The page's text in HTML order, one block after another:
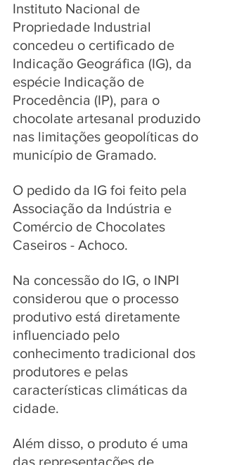
Instituto Nacional de
Propriedade Industrial
concedeu o certificado de
Indicação Geográfica (IG), da
espécie Indicação de
Procedência (IP), para o
chocolate artesanal produzido
nas limitações geopolíticas do
município de Gramado.
O pedido da IG foi feito pela
Associação da Indústria e
Comércio de Chocolates
Caseiros - Achoco.
Na concessão do IG, o INPI
considerou que o processo
produtivo está diretamente
influenciado pelo
conhecimento tradicional dos
produtores e pelas
características climáticas da
cidade.
Além disso, o produto é uma
das representações de